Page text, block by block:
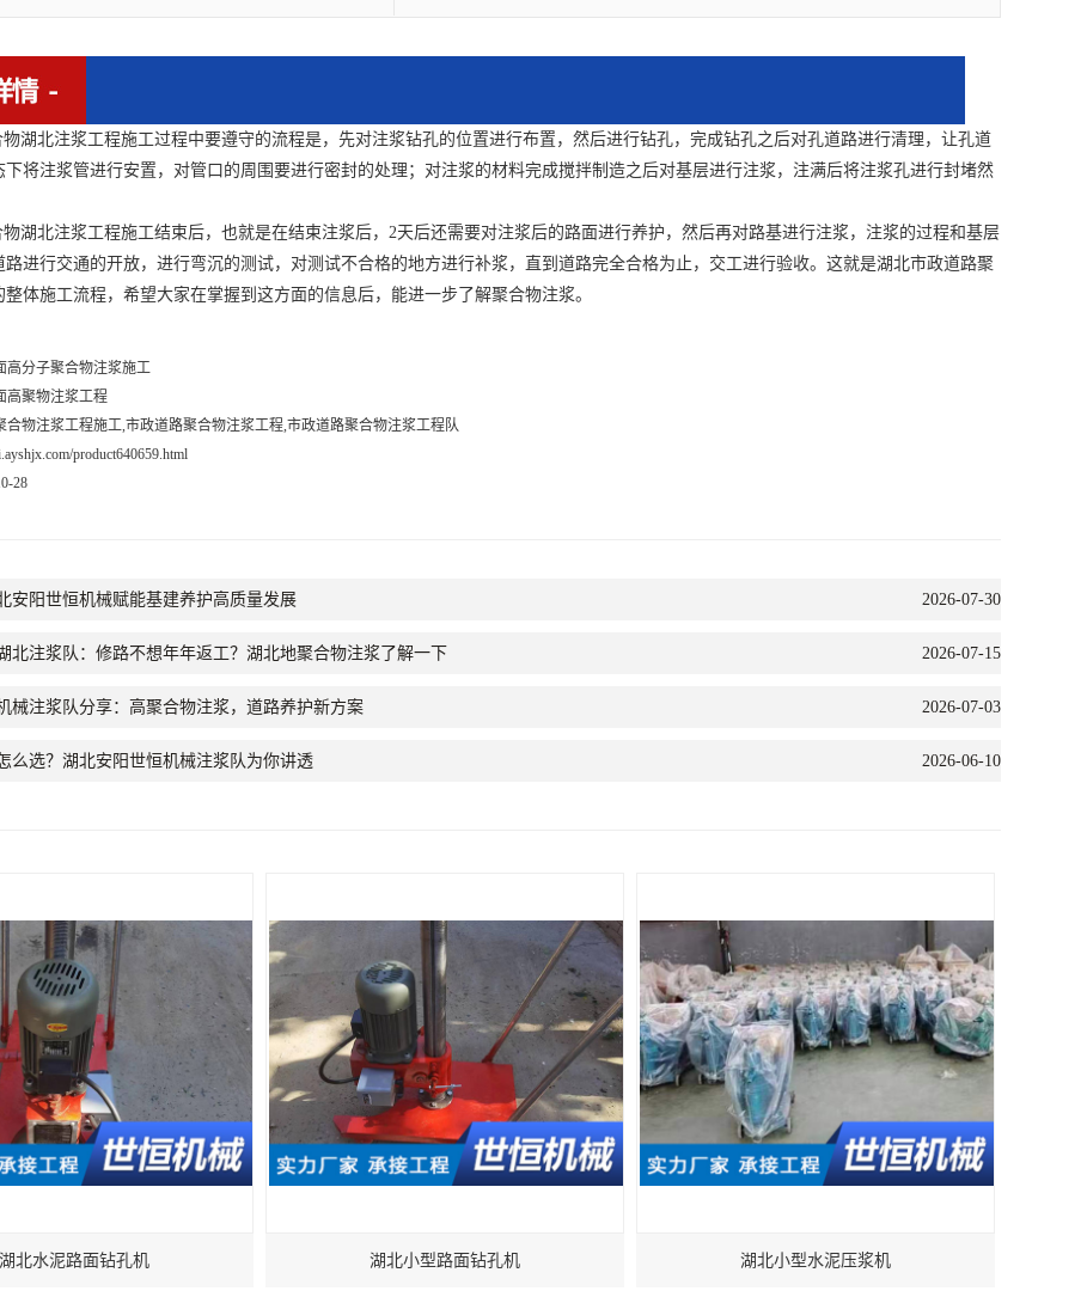
湖北注浆工程施工过程中要遵守的流程是，先对注浆钻孔的位置进行布置，然后进行钻孔，完成钻孔之后对孔道路进行清理，让孔道
下将注浆管进行安置，对管口的周围要进行密封的处理；对注浆的材料完成搅拌制造之后对基层进行注浆，注满后将注浆孔进行封堵然
湖北注浆工程施工结束后，也就是在结束注浆后，2天后还需要对注浆后的路面进行养护，然后再对路基进行注浆，注浆的过程和基层
路进行交通的开放，进行弯沉的测试，对测试不合格的地方进行补浆，直到道路完全合格为止，交工进行验收。这就是湖北市政道路聚
整体施工流程，希望大家在掌握到这方面的信息后，能进一步了解聚合物注浆。
高分子聚合物注浆施工
高聚物注浆工程
合物注浆工程施工,市政道路聚合物注浆工程,市政道路聚合物注浆工程队
product640659.html
28
安阳世恒机械赋能基建养护高质量发展 2026-07-30
北注浆队：修路不想年年返工？湖北地聚合物注浆了解一下 2026-07-15
械注浆队分享：高聚合物注浆，道路养护新方案 2026-07-03
么选？湖北安阳世恒机械注浆队为你讲透 2026-06-10
湖北水泥路面钻孔机 湖北小型路面钻孔机 湖北小型水泥压浆机